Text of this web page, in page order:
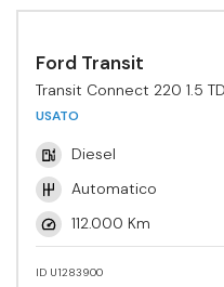
Ford Transit
Transit Connect 220 1.5
Active
USATO
Diesel
Automatico
112.000 Km
ID U1283900